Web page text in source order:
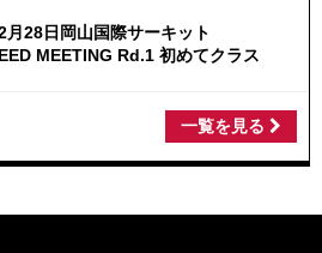
月28日岡山国際サーキット
MEETING Rd.1 初めてクラス
一覧を見る